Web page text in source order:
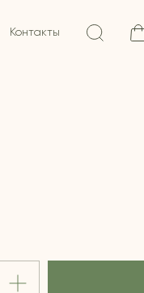
Контакты